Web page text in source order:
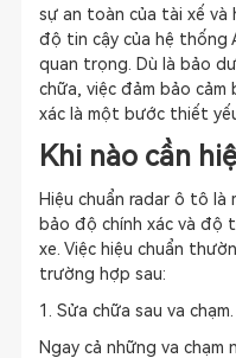
sự an toàn của tài xế và
độ tin cậy của hệ thống
quan trọng. Dù là bảo
chữa, việc đảm bảo cảm
xác là một bước thiết
Khi nào cần
Hiệu chuẩn radar ô tô
bảo độ chính xác và độ
xe. Việc hiệu chuẩn
trường hợp sau:
1. Sửa chữa sau va chạm.
Ngay cả những va chạm